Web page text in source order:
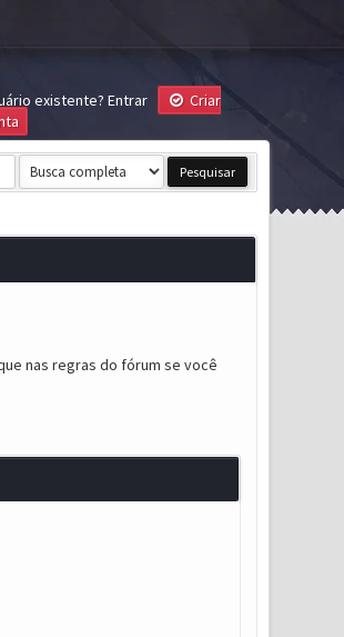
existente? Entrar
Criar
nas regras do fórum se você